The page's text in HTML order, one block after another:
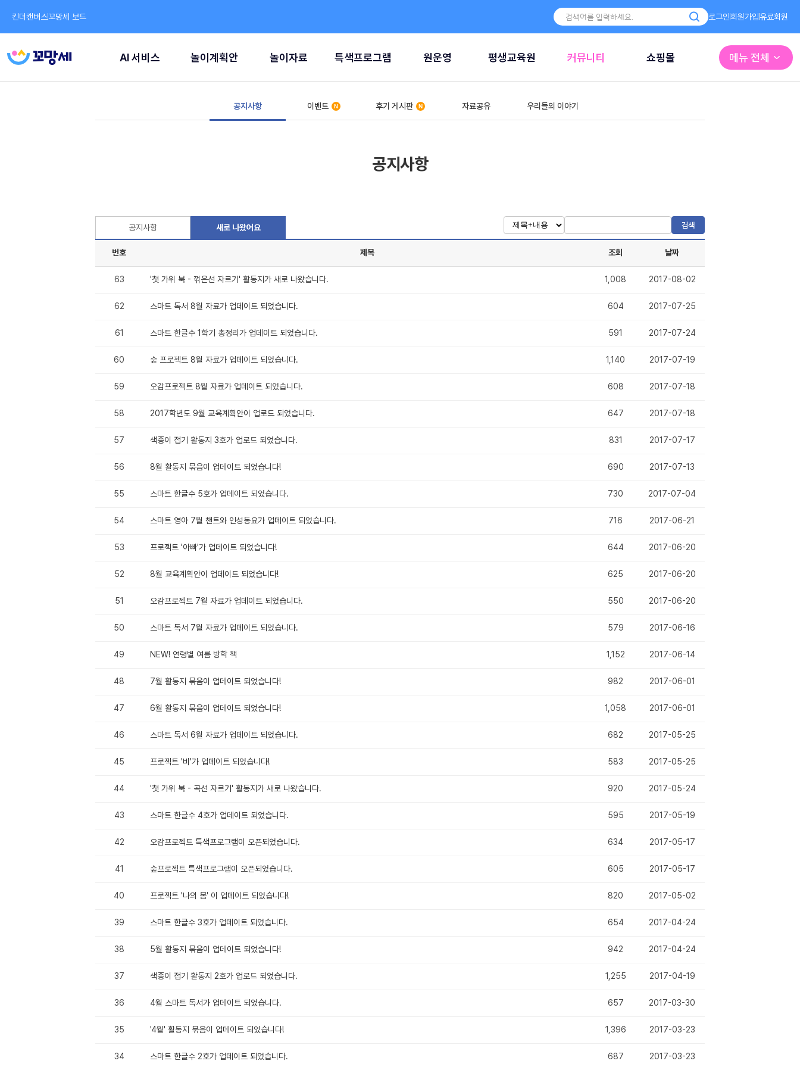
킨더캔버스꼬망세 보드 로그인회원가입유료회원
AI 서비스 놀이계획안 놀이자료 특색프로그램 원운영 평생교육원 커뮤니티 쇼핑몰 메뉴 전체
공지사항 이벤트 후기 게시판 자료공유 우리들의 이야기
공지사항
공지사항 새로 나왔어요 검색
번호 제목 조회 날짜
63 '첫 가위 북 - 꺾은선 자르기' 활동지가 새로 나왔습니다. 1,008 2017-08-02
62 스마트 독서 8월 자료가 업데이트 되었습니다. 604 2017-07-25
61 스마트 한글수 1학기 총정리가 업데이트 되었습니다. 591 2017-07-24
60 숲 프로젝트 8월 자료가 업데이트 되었습니다. 1,140 2017-07-19
59 오감프로젝트 8월 자료가 업데이트 되었습니다. 608 2017-07-18
58 2017학년도 9월 교육계획안이 업로드 되었습니다. 647 2017-07-18
57 색종이 접기 활동지 3호가 업로드 되었습니다. 831 2017-07-17
56 8월 활동지 묶음이 업데이트 되었습니다! 690 2017-07-13
55 스마트 한글수 5호가 업데이트 되었습니다. 730 2017-07-04
54 스마트 영아 7월 챈트와 인성동요가 업데이트 되었습니다. 716 2017-06-21
53 프로젝트 '아빠'가 업데이트 되었습니다! 644 2017-06-20
52 8월 교육계획안이 업데이트 되었습니다! 625 2017-06-20
51 오감프로젝트 7월 자료가 업데이트 되었습니다. 550 2017-06-20
50 스마트 독서 7월 자료가 업데이트 되었습니다. 579 2017-06-16
49 NEW! 연령별 여름 방학 책 1,152 2017-06-14
48 7월 활동지 묶음이 업데이트 되었습니다! 982 2017-06-01
47 6월 활동지 묶음이 업데이트 되었습니다! 1,058 2017-06-01
46 스마트 독서 6월 자료가 업데이트 되었습니다. 682 2017-05-25
45 프로젝트 '비'가 업데이트 되었습니다! 583 2017-05-25
44 '첫 가위 북 - 곡선 자르기' 활동지가 새로 나왔습니다. 920 2017-05-24
43 스마트 한글수 4호가 업데이트 되었습니다. 595 2017-05-19
42 오감프로젝트 특색프로그램이 오픈되었습니다. 634 2017-05-17
41 숲프로젝트 특색프로그램이 오픈되었습니다. 605 2017-05-17
40 프로젝트 '나의 몸' 이 업데이트 되었습니다! 820 2017-05-02
39 스마트 한글수 3호가 업데이트 되었습니다. 654 2017-04-24
38 5월 활동지 묶음이 업데이트 되었습니다! 942 2017-04-24
37 색종이 접기 활동지 2호가 업로드 되었습니다. 1,255 2017-04-19
36 4월 스마트 독서가 업데이트 되었습니다. 657 2017-03-30
35 '4월' 활동지 묶음이 업데이트 되었습니다! 1,396 2017-03-23
34 스마트 한글수 2호가 업데이트 되었습니다. 687 2017-03-23